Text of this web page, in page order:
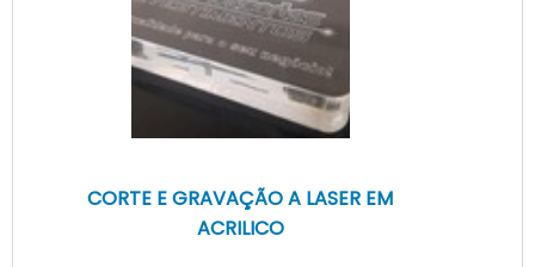
CORTE E GRAVAÇÃO A LASER EM
ACRILICO